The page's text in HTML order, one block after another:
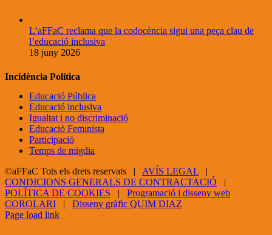
L’aFFaC reclama que la codocència sigui una peça clau de
l’educació inclusiva
18 juny 2026
Incidència Política
Educació Pública
Educació inclusiva
Igualtat i no discriminació
Educació Feminista
Participació
Temps de migdia
©aFFaC Tots els drets reservats | AVÍS LEGAL |
CONDICIONS GENERALS DE CONTRACTACIÓ |
POLÍTICA DE COOKIES | Programació i disseny web
COROLARI | Disseny gràfic QUIM DIAZ
Facebook
X
YouTube
Page load link